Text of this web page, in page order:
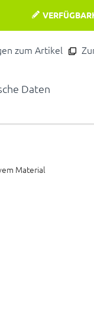
zum Artikel
Daten
Material